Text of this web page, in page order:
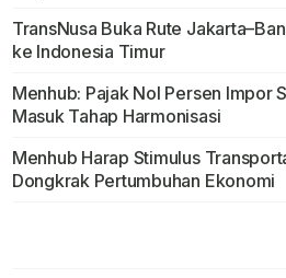
TransNusa Buka Rute
ke Indonesia Timur
Menhub: Pajak Nol Persen Impor
Masuk Tahap Harmonisasi
Menhub Harap Stimulus
Dongkrak Pertumbuhan Ekonomi